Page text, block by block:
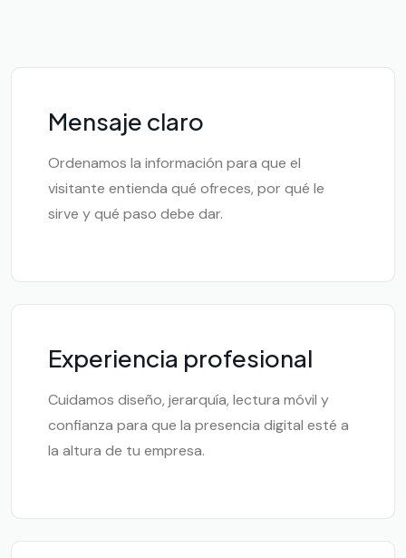
Mensaje claro
Ordenamos la información para que el
visitante entienda qué ofreces, por qué le
sirve y qué paso debe dar.
Experiencia profesional
Cuidamos diseño, jerarquía, lectura móvil y
confianza para que la presencia digital esté a
la altura de tu empresa.